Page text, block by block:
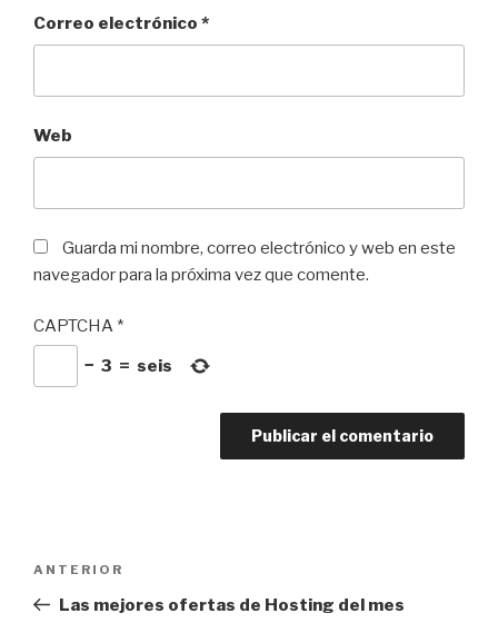
Correo electrónico *
Web
Guarda mi nombre, correo electrónico y web en este
navegador para la próxima vez que comente.
CAPTCHA *
− 3 = seis
entradas
Entrada
anterior:
ANTERIOR
Las mejores ofertas de Hosting del mes